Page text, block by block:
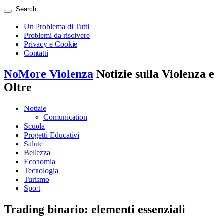
Un Problema di Tutti
Problemi da risolvere
Privacy e Cookie
Contatti
NoMore Violenza Notizie sulla Violenza e
Oltre
Notizie
Comunication
Scuola
Progetti Educativi
Salute
Bellezza
Economia
Tecnologia
Turismo
Sport
Trading binario: elementi essenziali